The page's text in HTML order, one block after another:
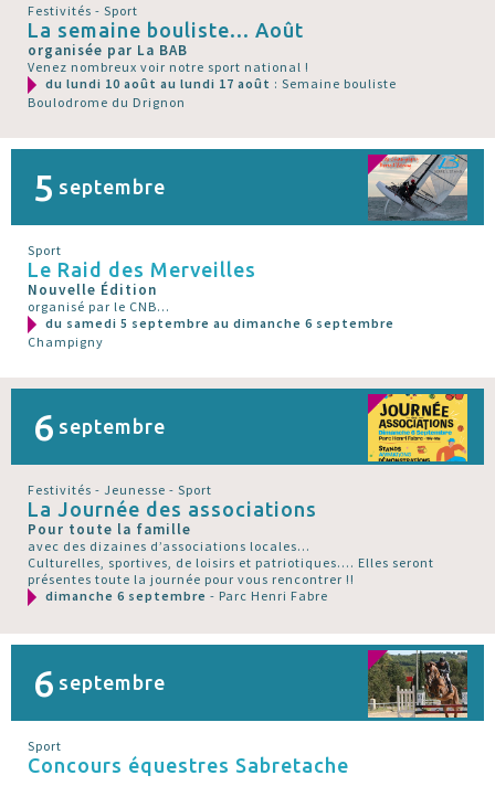
Festivités - Sport
La semaine bouliste... Août
organisée par La BAB
Venez nombreux voir notre sport national !
du lundi 10 août au lundi 17 août : Semaine bouliste
Boulodrome du Drignon
5 septembre
Sport
Le Raid des Merveilles
Nouvelle Édition
organisé par le CNB...
du samedi 5 septembre au dimanche 6 septembre
Champigny
6 septembre
Festivités - Jeunesse - Sport
La Journée des associations
Pour toute la famille
avec des dizaines d’associations locales...
Culturelles, sportives, de loisirs et patriotiques.... Elles seront
présentes toute la journée pour vous rencontrer !!
dimanche 6 septembre - Parc Henri Fabre
6 septembre
Sport
Concours équestres Sabretache